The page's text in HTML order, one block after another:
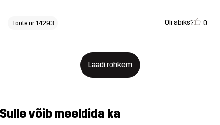
Toote nr 14293 Oli abiks? 0
Laadi rohkem
Sulle võib meeldida ka